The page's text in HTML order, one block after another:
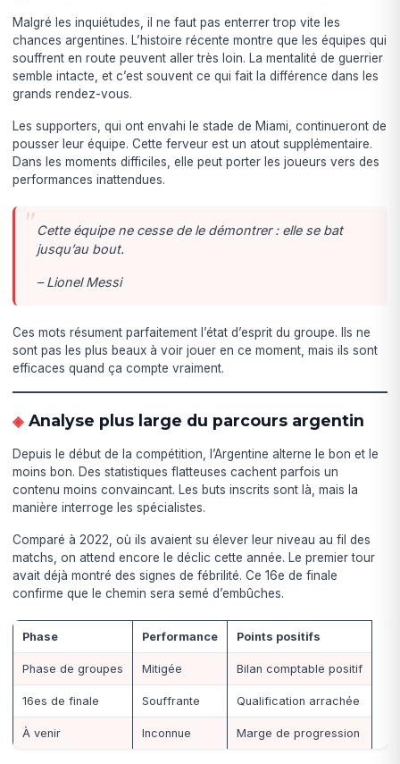
Malgré les inquiétudes, il ne faut pas enterrer trop vite les
chances argentines. L’histoire récente montre que les équipes qui
souffrent en route peuvent aller très loin. La mentalité de guerrier
semble intacte, et c’est souvent ce qui fait la différence dans les
grands rendez-vous.
Les supporters, qui ont envahi le stade de Miami, continueront de
pousser leur équipe. Cette ferveur est un atout supplémentaire.
Dans les moments difficiles, elle peut porter les joueurs vers des
performances inattendues.
Cette équipe ne cesse de le démontrer : elle se bat
jusqu’au bout.
– Lionel Messi
Ces mots résument parfaitement l’état d’esprit du groupe. Ils ne
sont pas les plus beaux à voir jouer en ce moment, mais ils sont
efficaces quand ça compte vraiment.
Analyse plus large du parcours argentin
Depuis le début de la compétition, l’Argentine alterne le bon et le
moins bon. Des statistiques flatteuses cachent parfois un
contenu moins convaincant. Les buts inscrits sont là, mais la
manière interroge les spécialistes.
Comparé à 2022, où ils avaient su élever leur niveau au fil des
matchs, on attend encore le déclic cette année. Le premier tour
avait déjà montré des signes de fébrilité. Ce 16e de finale
confirme que le chemin sera semé d’embûches.
Phase Performance Points positifs
Phase de groupes Mitigée Bilan comptable positif
16es de finale Souffrante Qualification arrachée
À venir Inconnue Marge de progression